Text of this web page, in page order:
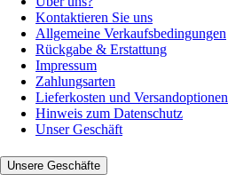
Kontaktieren Sie uns
Allgemeine Verkaufsbedingungen
Rückgabe & Erstattung
Impressum
Zahlungsarten
Lieferkosten und Versandoptionen
Hinweis zum Datenschutz
Unser Geschäft
Unsere Geschäfte